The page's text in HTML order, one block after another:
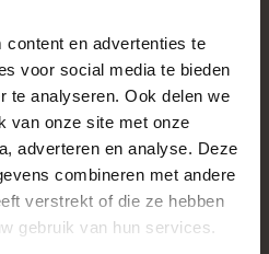
en advertenties te
voor social media te bieden
te analyseren. Ook delen we
van onze site met onze
adverteren en analyse. Deze
combineren met andere
verstrekt of die ze hebben
gebruik van hun services.
beste advies en de beste
van de 28 winkels. Onze
staan voor je klaar!
op de
zijn?